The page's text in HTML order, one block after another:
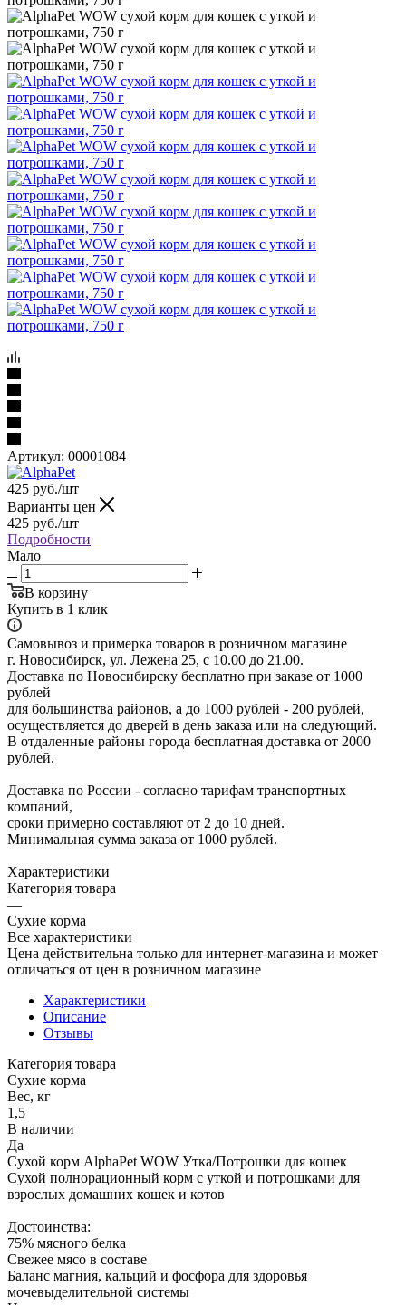
Артикул: 00001084
425 руб./шт
Варианты цен
425 руб./шт
Подробности
Мало
В корзину
Купить в 1 клик
Самовывоз и примерка товаров в розничном магазине
г. Новосибирск, ул. Лежена 25, с 10.00 до 21.00.
Доставка по Новосибирску бесплатно при заказе от 1000
рублей
для большинства районов, а до 1000 рублей - 200 рублей,
осуществляется до дверей в день заказа или на следующий.
В отдаленные районы города бесплатная доставка от 2000
рублей.
Доставка по России - согласно тарифам транспортных
компаний,
сроки примерно составляют от 2 до 10 дней.
Минимальная сумма заказа от 1000 рублей.
Характеристики
Категория товара
—
Сухие корма
Все характеристики
Цена действительна только для интернет-магазина и может
отличаться от цен в розничном магазине
Характеристики
Описание
Отзывы
Категория товара
Сухие корма
Вес, кг
1,5
В наличии
Да
Сухой корм AlphaPet WOW Утка/Потрошки для кошек
Сухой полнорационный корм с уткой и потрошками для
взрослых домашних кошек и котов
Достоинства:
75% мясного белка
Свежее мясо в составе
Баланс магния, кальций и фосфора для здоровья
мочевыделительной системы